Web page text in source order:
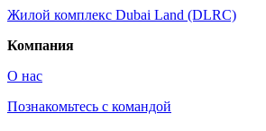
Жилой комплекс Dubai Land (DLRC)
Компания
О нас
Познакомьтесь с командой